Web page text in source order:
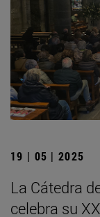
19 | 05 | 2025
La Cátedra
celebra su